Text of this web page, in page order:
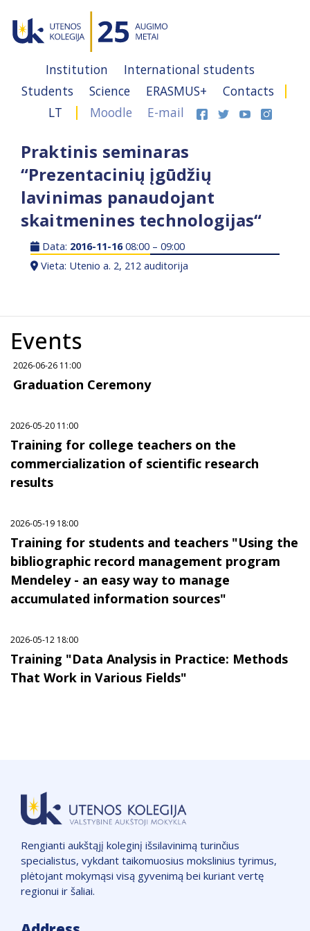
Institution
International students
Students
Science ERASMUS+
Contacts
LT
Moodle E-mail
Praktinis seminaras
“Prezentacinių įgūdžių
lavinimas panaudojant
skaitmenines technologijas“
Data: 2016-11-1608:00 – 09:00
Vieta: Utenio a. 2, 212 auditorija
Events
2026-06-26 11:00
Graduation Ceremony
2026-05-20 11:00
Training for college teachers on the
commercialization of scientific research
results
2026-05-19 18:00
Training for students and teachers "Using the
bibliographic record management program
Mendeley - an easy way to manage
accumulated information sources"
2026-05-12 18:00
Training "Data Analysis in Practice: Methods
That Work in Various Fields"
Rengianti aukštąjį koleginį išsilavinimą turinčius
specialistus, vykdant taikomuosius mokslinius tyrimus,
plėtojant mokymąsi visą gyvenimą bei kuriant vertę
regionui ir šaliai.